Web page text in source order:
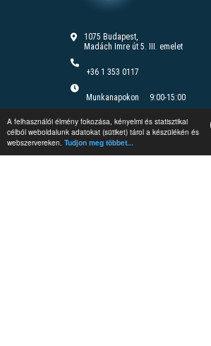
A felhasználói élmény fokozása, kényelmi és statisztikai
célból weboldalunk adatokat (sütiket) tárol a készülékén és
webszervereken. Tudjon meg többet...
1075 Budapest,
Madách Imre út 5. III. emelet
+36 1 353 0117
Munkanapokon
9:00-15:00
Felnőttképzési nyilvántartási szám B/
Felnőttképzési engedély száma: E/2020/